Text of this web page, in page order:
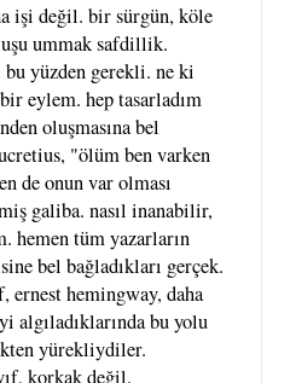
işi değil. bir sürgün, köle
ummak safdillik.
yüzden gerekli. ne ki
eylem. hep tasarladım
oluşmasına bel
"ölüm ben varken
de onun var olması
galiba. nasıl inanabilir,
hemen tüm yazarların
bel bağladıkları gerçek.
hemingway, daha
algıladıklarında bu yolu
yürekliydiler.
korkak değil.